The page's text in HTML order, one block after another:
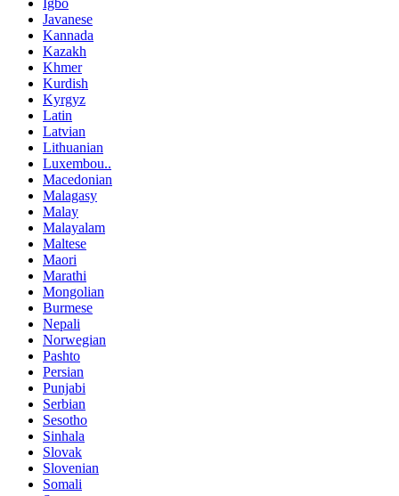
Javanese
Kannada
Kazakh
Khmer
Kurdish
Kyrgyz
Latin
Latvian
Lithuanian
Luxembou..
Macedonian
Malagasy
Malay
Malayalam
Maltese
Maori
Marathi
Mongolian
Burmese
Nepali
Norwegian
Pashto
Persian
Punjabi
Serbian
Sesotho
Sinhala
Slovak
Slovenian
Somali